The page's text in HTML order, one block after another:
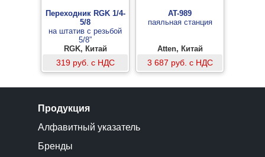
Переходник RGK 1/4-
5/8
на штатив с резьбой
5/8”
RGK, Китай
319 руб. с НДС
AT-989
паяльная станция
Atten, Китай
3 687 руб. с НДС
Продукция
Алфавитный указатель
Бренды